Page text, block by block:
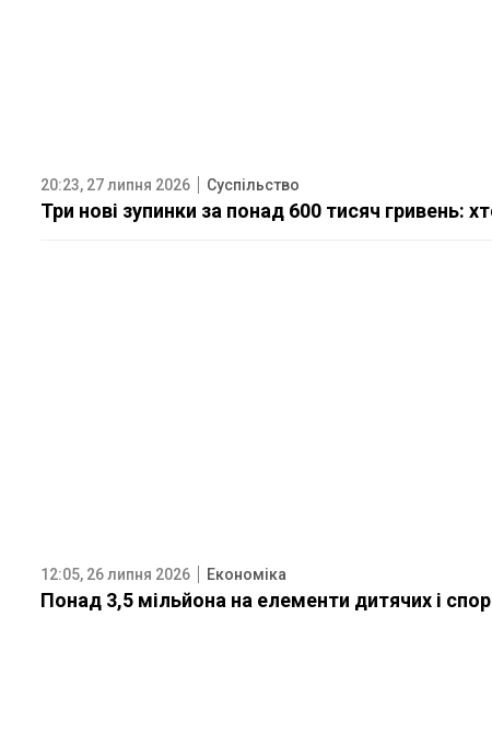
20:23, 27 липня 2026 Суспільство
Три нові зупинки за понад 600 тисяч гривень:
12:05, 26 липня 2026 Економіка
Понад 3,5 мільйона на елементи дитячих і